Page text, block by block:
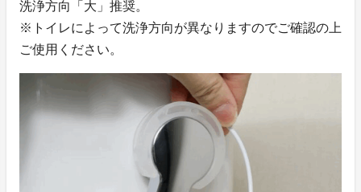
洗浄方向「大」推奨。
※トイレによって洗浄方向が異なりますのでご確認の上
ご使用ください。